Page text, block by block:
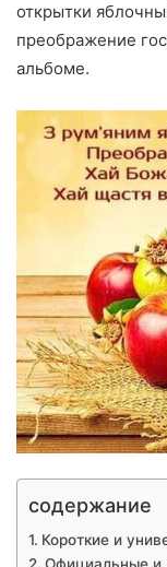
открытки
преображение
альбоме.
содержание
Короткие и